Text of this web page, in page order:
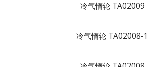
冷气惰轮 TA02009
冷气惰轮 TA02008-1